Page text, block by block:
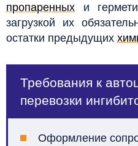
пропаренных и
загрузкой их
остатки предыдущих
Требования к
перевозки
Оформление